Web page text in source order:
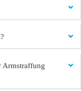
Armstraffung